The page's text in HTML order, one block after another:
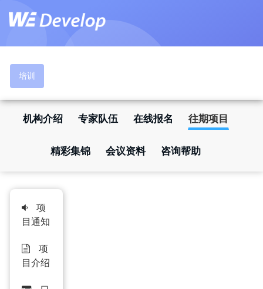
培训
机构介绍 专家队伍 在线报名 往期项目
精彩集锦 会议资料 咨询帮助
项
目通知
项
目介绍